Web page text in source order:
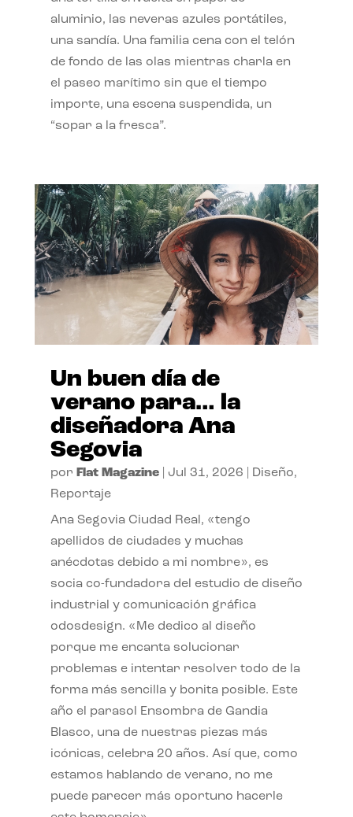
aluminio, las neveras azules portátiles,
una sandía. Una familia cena con el telón
de fondo de las olas mientras charla en
el paseo marítimo sin que el tiempo
importe, una escena suspendida, un
“sopar a la fresca”.
Un buen día de
verano para… la
diseñadora Ana
Segovia
por Flat Magazine| Jul 31, 2026 Diseño,
Reportaje
Ana Segovia Ciudad Real, «tengo
apellidos de ciudades y muchas
anécdotas debido a mi nombre», es
socia co-fundadora del estudio de diseño
industrial y comunicación gráfica
odosdesign. «Me dedico al diseño
porque me encanta solucionar
problemas e intentar resolver todo de la
forma más sencilla y bonita posible. Este
año el parasol Ensombra de Gandia
Blasco, una de nuestras piezas más
icónicas, celebra 20 años. Así que, como
estamos hablando de verano, no me
puede parecer más oportuno hacerle